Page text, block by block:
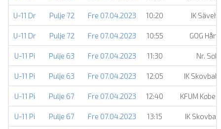
U-11 Dr Pulje 72 Fre 07.04.2023 10:20 IK
U-11 Dr Pulje 72 Fre 07.04.2023 10:55 GOG
U-11 Pi Pulje 63 Fre 07.04.2023 11:30 Nr.
U-11 Pi Pulje 63 Fre 07.04.2023 12:05 IK
U-11 Pi Pulje 67 Fre 07.04.2023 12:40 KFUM
U-11 Pi Pulje 67 Fre 07.04.2023 13:15 IK